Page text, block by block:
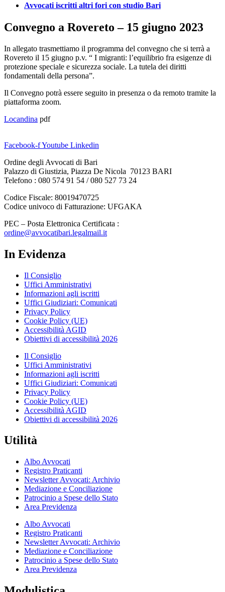
Avvocati iscritti altri fori con studio Bari
Convegno a Rovereto – 15 giugno 2023
In allegato trasmettiamo il programma del convegno che si terrà a
Rovereto il 15 giugno p.v. “ I migranti: l’equilibrio fra esigenze di
protezione speciale e sicurezza sociale. La tutela dei diritti
fondamentali della persona”.
Il Convegno potrà essere seguito in presenza o da remoto tramite la
piattaforma zoom.
Locandina pdf
Facebook-fYoutube Linkedin
Ordine degli Avvocati di Bari
Palazzo di Giustizia, Piazza De Nicola 70123 BARI
Telefono : 080 574 91 54 / 080 527 73 24
Codice Fiscale: 80019470725
Codice univoco di Fatturazione: UFGAKA
PEC – Posta Elettronica Certificata :
ordine@avvocatibari.legalmail.it
In Evidenza
Il Consiglio
Uffici Amministrativi
Informazioni agli iscritti
Uffici Giudiziari: Comunicati
Privacy Policy
Cookie Policy (UE)
Accessibilità AGID
Obiettivi di accessibilità 2026
Il Consiglio
Uffici Amministrativi
Informazioni agli iscritti
Uffici Giudiziari: Comunicati
Privacy Policy
Cookie Policy (UE)
Accessibilità AGID
Obiettivi di accessibilità 2026
Utilità
Albo Avvocati
Registro Praticanti
Newsletter Avvocati: Archivio
Mediazione e Conciliazione
Patrocinio a Spese dello Stato
Area Previdenza
Albo Avvocati
Registro Praticanti
Newsletter Avvocati: Archivio
Mediazione e Conciliazione
Patrocinio a Spese dello Stato
Area Previdenza